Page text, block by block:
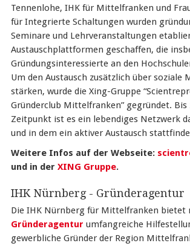
Tennenlohe, IHK für Mittelfranken und
für Integrierte Schaltungen wurden
Seminare und Lehrveranstaltungen
Austauschplattformen geschaffen, die
Gründungsinteressierte an den
Um den Austausch zusätzlich über soziale
stärken, wurde die Xing-Gruppe
Gründerclub Mittelfranken” gegründet. Bis
Zeitpunkt ist es ein lebendiges Netzwerk
und in dem ein aktiver Austausch
Weitere Infos auf der Webseite:
und in der XING Gruppe.
IHK Nürnberg - Gründeragentur
Die IHK Nürnberg für Mittelfranken bietet
Gründeragentur umfangreiche
gewerbliche Gründer der Region